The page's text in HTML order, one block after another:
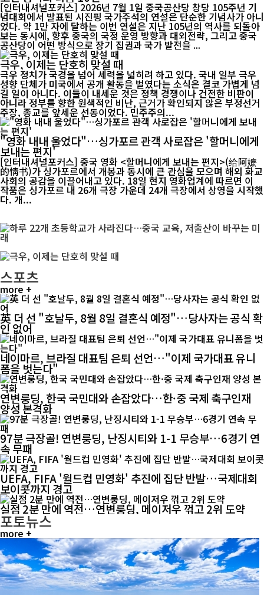
[인터내셔널포커스] 2026년 7월 1일 중국공산당 창당 105주년 기
념대회에서 발표된 시진핑 국가주석의 연설은 단순한 기념사가 아니
었다. 약 1만 자에 달하는 이번 연설은 지난 105년의 역사를 되돌아
보는 동시에, 향후 중국의 국정 운영 방향과 대외전략, 그리고 중국
공산당이 어떤 방식으로 장기 집권과 국가 발전을 ...
극우, 이제는 단호히 맞설 때
극우 정치가 국경을 넘어 세력을 넓히려 하고 있다. 국내 일부 극우
성향 단체가 미국에서 공개 활동을 벌였다는 소식은 결코 가볍게 넘
길 일이 아니다. 이들이 내세운 것은 정책 경쟁이나 건전한 비판이
아니라 정부를 향한 원색적인 비난, 근거가 확인되지 않은 부정선거
주장, 종교를 앞세운 선동이었다. 민주주의...
"영화 내내 울었다"…싱가포르 관객 사로잡은 '할머니에게
보내는 편지'
[인터내셔널포커스] 중국 영화 <할머니에게 보내는 편지>(给阿嬷
的情书)가 싱가포르에서 개봉과 동시에 큰 관심을 모으며 해외 화교
사회의 공감을 이끌어내고 있다. 18일 현지 영화업계에 따르면 이
작품은 싱가포르 내 26개 극장 가운데 24개 극장에서 상영을 시작했
다. 개...
스포츠
more +
英 더 선 "호날두, 8월 8일 결혼식 예정"…당사자는 공식 확
인 없어
네이마르, 브라질 대표팀 은퇴 선언…"이제 국가대표 유니
폼을 벗는다"
연변룽딩, 한국 국민대와 손잡았다…한·중 국제 축구인재
양성 본격화
97분 극장골! 연변룽딩, 난징시티와 1-1 무승부…6경기 연
속 무패
UEFA, FIFA '월드컵 민영화' 추진에 집단 반발…국제대회
보이콧까지 경고
실점 2분 만에 역전…연변룽딩, 메이저우 꺾고 2위 도약
포토뉴스
more +